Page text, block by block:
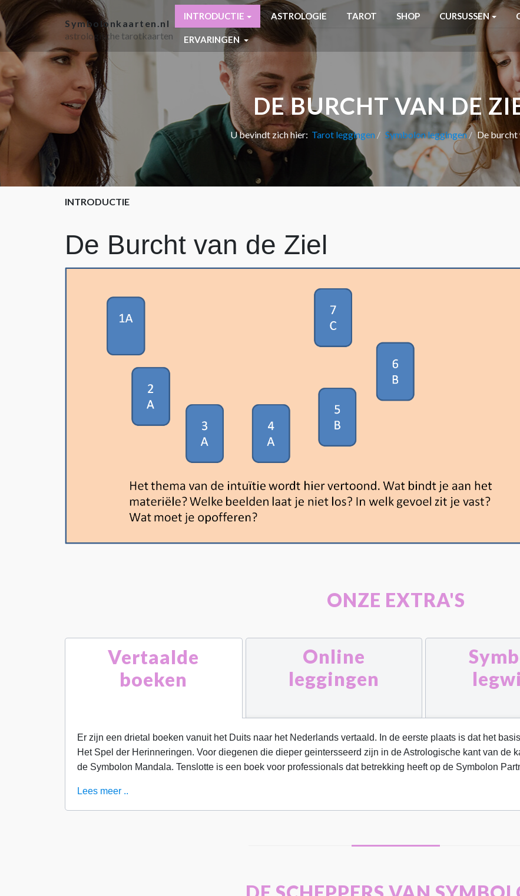
Symbolonkaarten.nl
astrologische tarotkaarten
INTRODUCTIE ASTROLOGIE TAROT SHOP CURSUSSEN
ERVARINGEN
DE BURCHT VAN DE
U bevindt zich hier: Tarot leggingen Symbolon leggingen De burcht
INTRODUCTIE
De Burcht van de Ziel
ONZE EXTRA'S
Vertaalde
boeken
Online
leggingen
Er zijn een drietal boeken vanuit het Duits naar het Nederlands vertaald. In de eerste plaats is dat het
Het Spel der Herinneringen. Voor diegenen die dieper geintersseerd zijn in de Astrologische kant van de
de Symbolon Mandala. Tenslotte is een boek voor professionals dat betrekking heeft op de Symbolon
Lees meer ..